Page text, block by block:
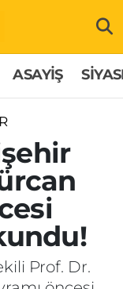
ASAYİŞ
Prof. Dr.
Haritası
Fikstür